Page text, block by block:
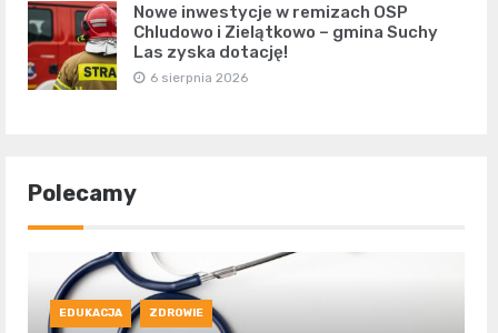
Nowe inwestycje w remizach OSP
Chludowo i Zielątkowo – gmina Suchy
Las zyska dotację!
6 sierpnia 2026
Polecamy
EDUKACJA ZDROWIE